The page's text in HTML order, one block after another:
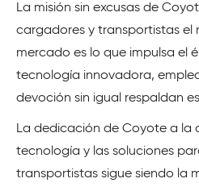
La misión sin excusas de
cargadores y transportistas el
mercado es lo que impulsa el
tecnología innovadora,
devoción sin igual respaldan
La dedicación de Coyote a la
tecnología y las soluciones
transportistas sigue siendo la